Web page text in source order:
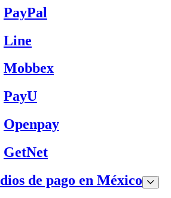
PayPal
Line
Mobbex
PayU
Openpay
GetNet
de pago en México